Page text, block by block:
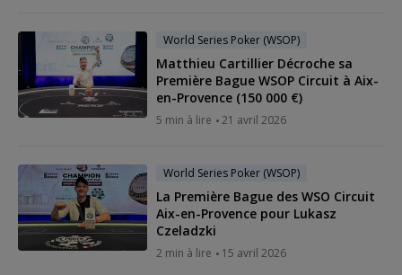
World Series Poker (WSOP)
Matthieu Cartillier Décroche sa
Première Bague WSOP Circuit à Aix-
en-Provence (150 000 €)
5 min à lire 21 avril 2026
World Series Poker (WSOP)
La Première Bague des WSO Circuit
Aix-en-Provence pour Lukasz
Czeladzki
2 min à lire 15 avril 2026